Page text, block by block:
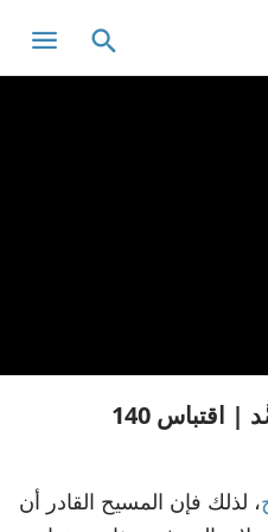
اقتباس 140
، لذلك فإن المسيح القادر أن